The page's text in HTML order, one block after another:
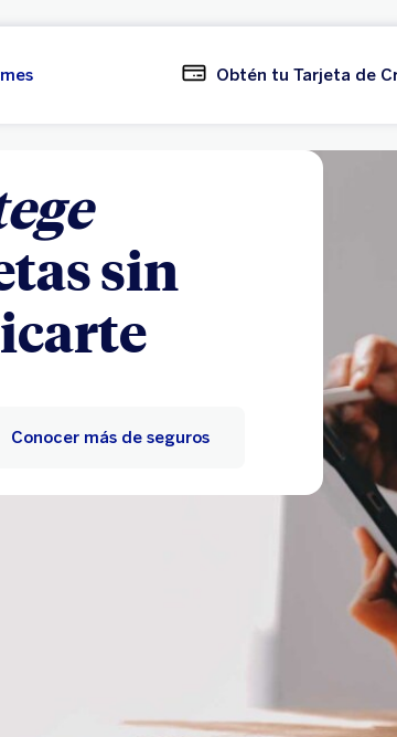
Obtén tu Tarjeta de
sin
Conocer más de seguros